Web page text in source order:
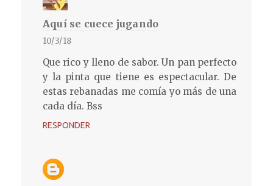
Aquí se cuece jugando
10/3/18
Que rico y lleno de sabor. Un pan perfecto
y la pinta que tiene es espectacular. De
estas rebanadas me comía yo más de una
cada día. Bss
RESPONDER